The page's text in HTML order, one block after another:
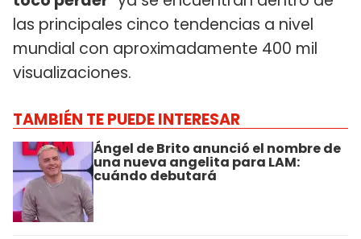
las principales cinco tendencias a nivel
mundial con aproximadamente 400 mil
visualizaciones.
TAMBIÉN TE PUEDE INTERESAR
Ángel de Brito anunció el nombre de
una nueva angelita para LAM:
cuándo debutará